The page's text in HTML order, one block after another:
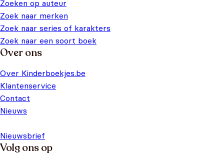
Zoeken op auteur
Zoek naar merken
Zoek naar series of karakters
Zoek naar een soort boek
Over ons
Over Kinderboekjes.be
Klantenservice
Contact
Nieuws
Nieuwsbrief
Volg ons op